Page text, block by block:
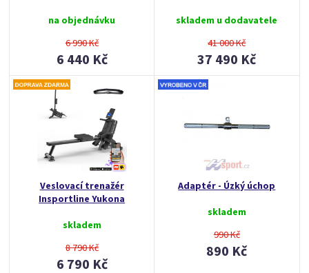
na objednávku
6 990 Kč
6 440 Kč
skladem u dodavatele
41 000 Kč
37 490 Kč
Veslovací trenažér
Insportline Yukona
skladem
8 790 Kč
6 790 Kč
Adaptér - Úzký úchop
skladem
990 Kč
890 Kč